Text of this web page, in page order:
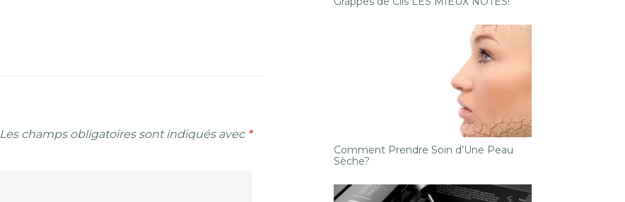
Les champs obligatoires sont indiqués avec *
Comment Prendre Soin d’Une Peau
Sèche?